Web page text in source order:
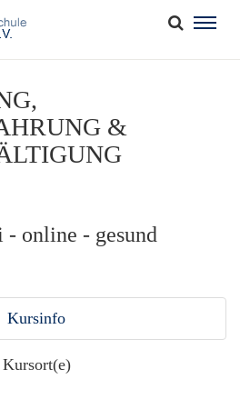
&
online - gesund
Kursinfo
Kursort(e)